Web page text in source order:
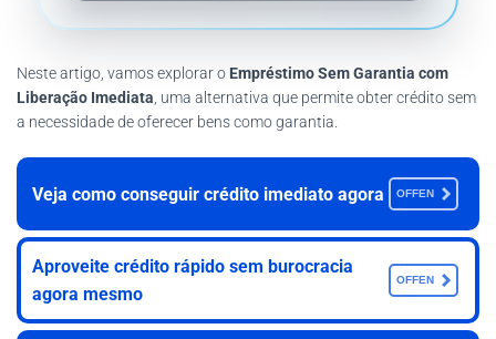
Neste artigo, vamos explorar o Empréstimo Sem Garantia com
Liberação Imediata , uma alternativa que permite obter crédito sem
a necessidade de oferecer bens como garantia.
Veja como conseguir crédito imediato agora OFFEN
Aproveite crédito rápido sem burocracia
agora mesmo
OFFEN